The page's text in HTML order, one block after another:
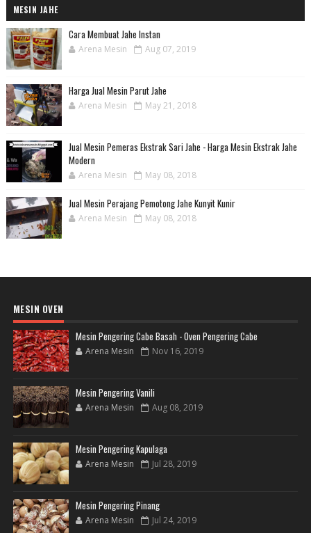
MESIN JAHE
Cara Membuat Jahe Instan
Arena Mesin Aug 07, 2019
Harga Jual Mesin Parut Jahe
Arena Mesin May 21, 2018
Jual Mesin Pemeras Ekstrak Sari Jahe - Harga Mesin Ekstrak Jahe
Modern
Arena Mesin May 08, 2018
Jual Mesin Perajang Pemotong Jahe Kunyit Kunir
Arena Mesin May 08, 2018
MESIN OVEN
Mesin Pengering Cabe Basah - Oven Pengering Cabe
Arena Mesin Nov 16, 2019
Mesin Pengering Vanili
Arena Mesin Aug 08, 2019
Mesin Pengering Kapulaga
Arena Mesin Jul 28, 2019
Mesin Pengering Pinang
Arena Mesin Jul 24, 2019